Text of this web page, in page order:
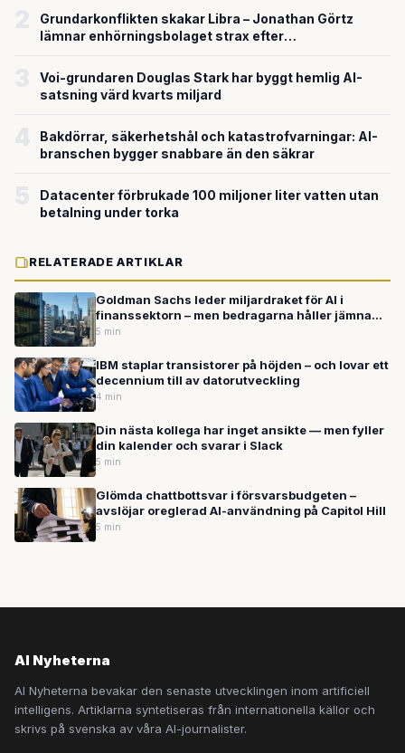
Grundarkonflikten skakar Libra – Jonathan Görtz
lämnar enhörningsbolaget strax efter
Voi-grundaren Douglas Stark har byggt hemlig AI-
satsning värd kvarts miljard
Bakdörrar, säkerhetshål och katastrofvarningar: AI-
branschen bygger snabbare än den säkrar
Datacenter förbrukade 100 miljoner liter vatten utan
betalning under torka
RELATERADE ARTIKLAR
Goldman Sachs leder miljardraket för AI i
finanssektorn – men bedragarna håller jämna
steg
5 min
IBM staplar transistorer på höjden – och lovar ett
decennium till av datorutveckling
4 min
Din nästa kollega har inget ansikte — men fyller
din kalender och svarar i Slack
5 min
Glömda chattbottsvar i försvarsbudgeten –
avslöjar oreglerad AI-användning på Capitol Hill
5 min
AI Nyheterna
AI Nyheterna bevakar den senaste utvecklingen inom artificiell
intelligens. Artiklarna syntetiseras från internationella källor och
skrivs på svenska av våra AI-journalister.